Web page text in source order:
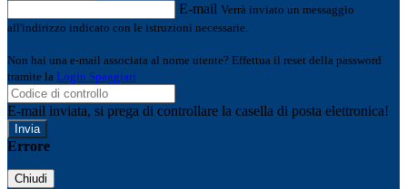
E-mail Verrà inviato un messaggio
all'indirizzo indicato con le istruzioni necessarie.
Non hai una e-mail associata al nome utente? Effettua il reset della password
tramite la Login Spaggiari
E-mail inviata, si prega di controllare la casella di posta elettronica!
Errore
Chiudi